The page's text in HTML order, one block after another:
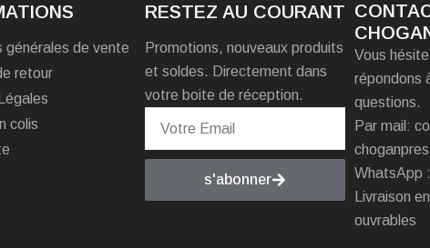
générales de vente
retour
colis
RESTEZ AU COURANT
Promotions, nouveaux produits
et soldes. Directement dans
votre boite de réception.
s'abonner
Vous
répondons
questions.
Par mail:
WhatsApp :
Livraison
ouvrables